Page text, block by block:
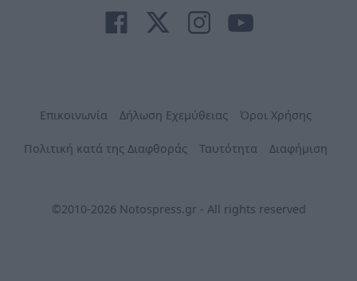
Επικοινωνία Δήλωση Εχεμύθειας Όροι Χρήσης
Πολιτική κατά της Διαφθοράς Ταυτότητα Διαφήμιση
©2010-2026 Notospress.gr - All rights reserved